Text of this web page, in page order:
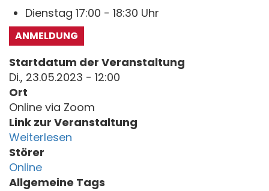
Dienstag 17:00 - 18:30 Uhr
ANMELDUNG
Startdatum der Veranstaltung
Di., 23.05.2023 - 12:00
Ort
Online via Zoom
Link zur Veranstaltung
Weiterlesen
Störer
Online
Allgemeine Tags